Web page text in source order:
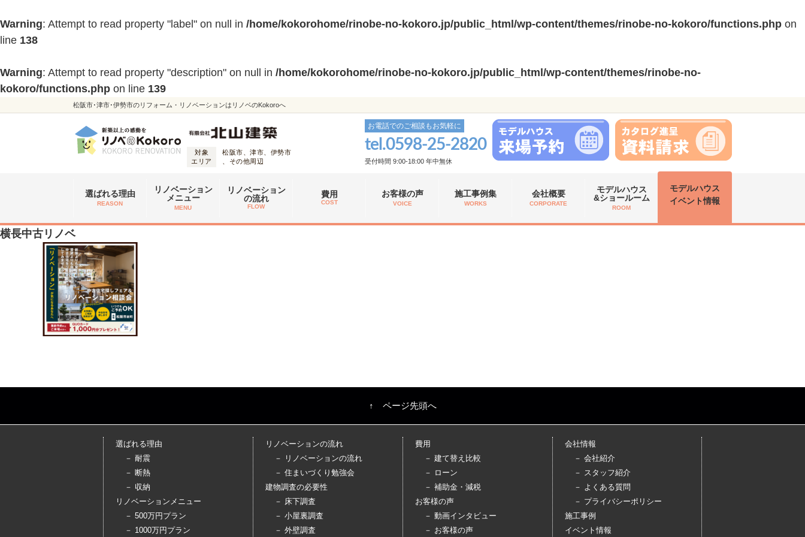
Warning: Attempt to read property "label" on null in /home/kokorohome/rinobe-no-kokoro.jp/public_html/wp-content/themes/rinobe-no-kokoro/functions.php on
line 138
Warning: Attempt to read property "description" on null in /home/kokorohome/rinobe-no-kokoro.jp/public_html/wp-content/themes/rinobe-no-
kokoro/functions.php on line 139
松阪市･津市･伊勢市のリフォーム・リノベーションはリノベのKokoroへ
対象
エリア
松阪市、津市、伊勢市
、その他周辺
お電話でのご相談もお気軽に
tel.0598-25-2820
受付時間 9:00-18:00 年中無休
選ばれる理由
REASON
リノベーション
メニュー
MENU
リノベーション
の流れ
FLOW
費用
COST
お客様の声
VOICE
施工事例集
WORKS
会社概要
CORPORATE
モデルハウス
&ショールーム
ROOM
モデルハウス
イベント情報
横長中古リノベ
↑ ページ先頭へ
選ばれる理由
－ 耐震
－ 断熱
－ 収納
リノベーションメニュー
－ 500万円プラン
－ 1000万円プラン
リノベーションの流れ
－ リノベーションの流れ
－ 住まいづくり勉強会
建物調査の必要性
－ 床下調査
－ 小屋裏調査
－ 外壁調査
費用
－ 建て替え比較
－ ローン
－ 補助金・減税
お客様の声
－ 動画インタビュー
－ お客様の声
会社情報
－ 会社紹介
－ スタッフ紹介
－ よくある質問
－ プライバシーポリシー
施工事例
イベント情報